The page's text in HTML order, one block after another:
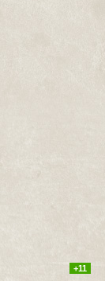
+11